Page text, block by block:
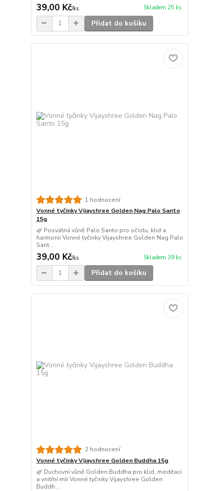
39,00 Kč/ks Skladem 25 ks
Přidat do košíku
1 hodnocení
Vonné tyčinky Vijayshree Golden Nag Palo Santo
15g
🌿 Posvátná vůně Palo Santo pro očistu, klid a
harmonii Vonné tyčinky Vijayshree Golden Nag Palo
Sant...
39,00 Kč/ks Skladem 39 ks
Přidat do košíku
2 hodnocení
Vonné tyčinky Vijayshree Golden Buddha 15g
🌿 Duchovní vůně Golden Buddha pro klid, meditaci
a vnitřní mír Vonné tyčinky Vijayshree Golden
Buddh...